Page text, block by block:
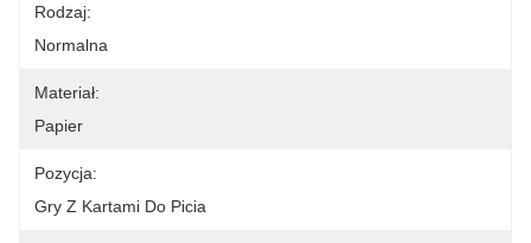
Rodzaj:
Normalna
Materiał:
Papier
Pozycja:
Gry Z Kartami Do Picia